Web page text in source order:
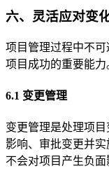
六、灵活应对变
项目管理过程中不
项目成功的重要能力
6.1 变更管理
变更管理是处理项
影响、审批变更并
不会对项目产生负面